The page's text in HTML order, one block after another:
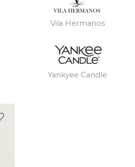
Vila Hermanos
Yankyee Candle